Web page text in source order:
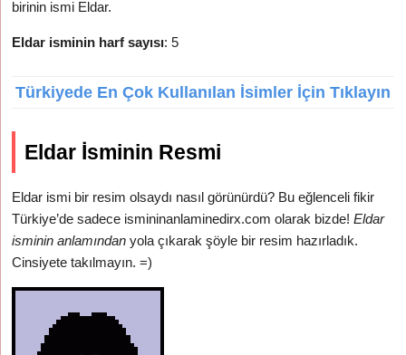
birinin ismi Eldar.
Eldar isminin harf sayısı: 5
Türkiyede En Çok Kullanılan İsimler İçin Tıklayın
Eldar İsminin Resmi
Eldar ismi bir resim olsaydı nasıl görünürdü? Bu eğlenceli fikir
Türkiye’de sadece ismininanlaminedirx.com olarak bizde!Eldar
isminin anlamından yola çıkarak şöyle bir resim hazırladık.
Cinsiyete takılmayın. =)